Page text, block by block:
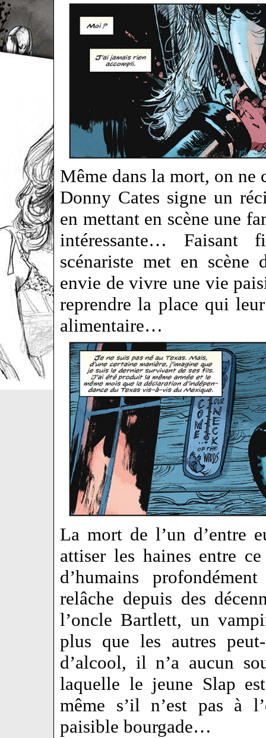
Même dans la mort, on
Donny Cates signe un
en mettant en scène une
intéressante… Faisant
scénariste met en scène
envie de vivre une vie
reprendre la place qui
alimentaire…
La mort de l’un d’entre
attiser les haines entre
d’humains
relâche depuis des
l’oncle Bartlett, un
plus que les autres
d’alcool, il n’a aucun
laquelle le jeune Slap
même s’il n’est pas à
paisible bourgade…